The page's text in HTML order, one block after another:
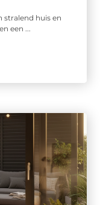
stralend huis en
een ...